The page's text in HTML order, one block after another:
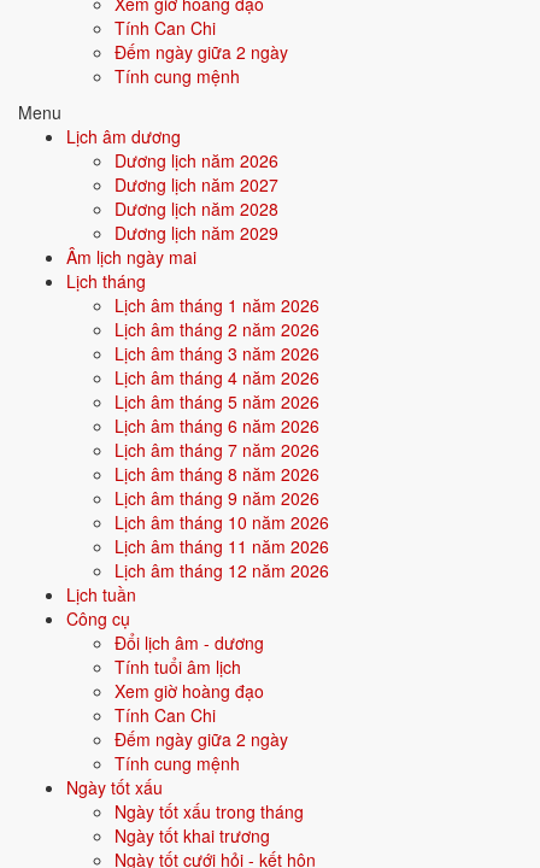
Tính Can Chi
Đếm ngày giữa 2 ngày
Tính cung mệnh
Menu
Lịch âm dương
Dương lịch năm 2026
Dương lịch năm 2027
Dương lịch năm 2028
Dương lịch năm 2029
Âm lịch ngày mai
Lịch tháng
Lịch âm tháng 1 năm 2026
Lịch âm tháng 2 năm 2026
Lịch âm tháng 3 năm 2026
Lịch âm tháng 4 năm 2026
Lịch âm tháng 5 năm 2026
Lịch âm tháng 6 năm 2026
Lịch âm tháng 7 năm 2026
Lịch âm tháng 8 năm 2026
Lịch âm tháng 9 năm 2026
Lịch âm tháng 10 năm 2026
Lịch âm tháng 11 năm 2026
Lịch âm tháng 12 năm 2026
Lịch tuần
Công cụ
Đổi lịch âm - dương
Tính tuổi âm lịch
Xem giờ hoàng đạo
Tính Can Chi
Đếm ngày giữa 2 ngày
Tính cung mệnh
Ngày tốt xấu
Ngày tốt xấu trong tháng
Ngày tốt khai trương
Ngày tốt cưới hỏi - kết hôn
CN ·Bính Tý· 18/7 âm
T3 ·Đinh Tỵ· 29/6 âm
⛔ NÊN TRÁNH
T5 ·Bính Dần· 8/7 âm
T4 ·Mậu Ngọ· 30/6 âm
7/8 T6 ·Quý Sửu· 25/6 âm
Xem ngày tốt cưới hỏi
Khai trương
Trong tháng 8/2026 có 13 ngày tốt cho khai trương. Tốt nhất: 9/8, 11/8,
✅ NGÀY ĐẸP NHẤT
CN ·Ất Mão· 27/6 âm
T3 · Đinh Tỵ· 29/6 âm
T7 ·Mậu Thìn· 10/7 âm
T4 ·Tân Hợi· 23/6 âm
⛔ NÊN TRÁNH
T5 ·Bính Dần · 8/7 âm
T6 ·Quý Sửu · 25/6 âm
T5 · · 15/7 âm